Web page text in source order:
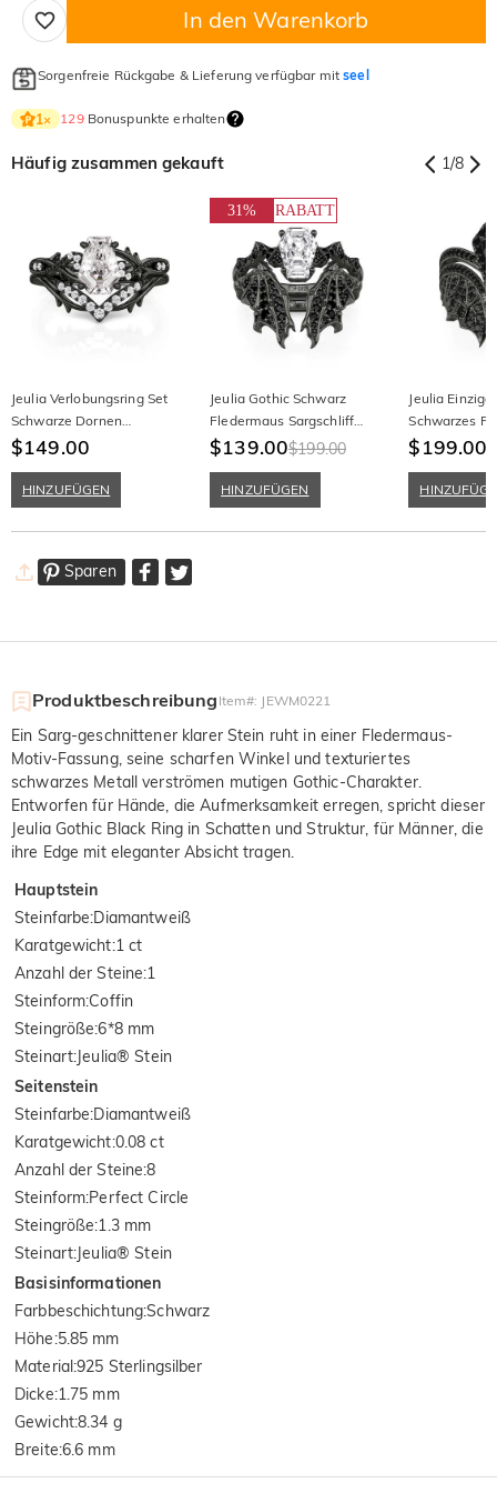
In den Warenkorb
Sorgenfreie Rückgabe & Lieferung verfügbar mitseel
1× 129Bonuspunkte erhalten
Häufig zusammen gekauft 1/8
Jeulia Verlobungsring Set
Schwarze Dornen
Sargschliff 2-tlg
$149.00
HINZUFÜGEN
31% RABATT
Jeulia Gothic Schwarz
Fledermaus Sargschliff
Verlobungsring Set
$139.00$199.00
HINZUFÜGEN
Jeulia
Schwarzes
Sarg
$199.00
Sparen
Produktbeschreibung Item#: JEWM0221
Ein Sarg-geschnittener klarer Stein ruht in einer Fledermaus-
Motiv-Fassung, seine scharfen Winkel und texturiertes
schwarzes Metall verströmen mutigen Gothic-Charakter.
Entworfen für Hände, die Aufmerksamkeit erregen, spricht dieser
Jeulia Gothic Black Ring in Schatten und Struktur, für Männer, die
ihre Edge mit eleganter Absicht tragen.
Hauptstein
Steinfarbe:Diamantweiß
Karatgewicht:1 ct
Anzahl der Steine:1
Steinform:Coffin
Steingröße:6*8 mm
Steinart: Jeulia® Stein
Seitenstein
Steinfarbe:Diamantweiß
Karatgewicht:0.08 ct
Anzahl der Steine:8
Steinform:Perfect Circle
Steingröße:1.3 mm
Steinart: Jeulia® Stein
Basisinformationen
Farbbeschichtung:Schwarz
Höhe:5.85 mm
Material :925 Sterlingsilber
Dicke:1.75 mm
Gewicht:8.34 g
Breite:6.6 mm